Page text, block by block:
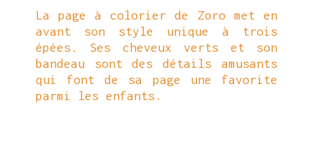
La page à colorier de Zoro met en
avant son style unique à trois
épées. Ses cheveux verts et son
bandeau sont des détails amusants
qui font de sa page une favorite
parmi les enfants.